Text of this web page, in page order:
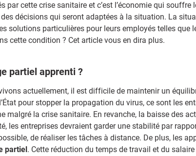
cette crise sanitaire et c’est l’économie qui
décisions qui seront adaptées à la situation. La
solutions particulières pour leurs employés telles que
cette condition ? Cet article vous en dira plus.
partiel apprenti ?
actuellement, il est difficile de maintenir un
pour stopper la propagation du virus, ce sont les
malgré la crise sanitaire. En revanche, la baisse des
les entreprises devraient garder une stabilité par
de réaliser les tâches à distance. De plus, les
partiel . Cette réduction du temps de travail et du